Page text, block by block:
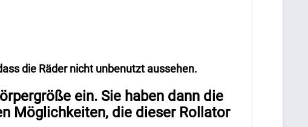
die Räder nicht unbenutzt aussehen.
ein. Sie haben dann die
Möglichkeiten, die dieser Rollator